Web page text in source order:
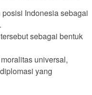
Indonesia sebagai
sebagai bentuk
universal,
yang